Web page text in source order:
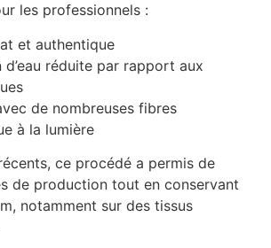
les professionnels :
et authentique
réduite par rapport aux
de nombreuses fibres
à la lumière
ce procédé a permis de
de production tout en conservant
notamment sur des tissus